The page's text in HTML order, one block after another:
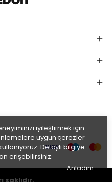
iyileştirmek için
uygun çerezler
Detaylı bilgiye
erişebilirsiniz.
Anladım
saklıdır.